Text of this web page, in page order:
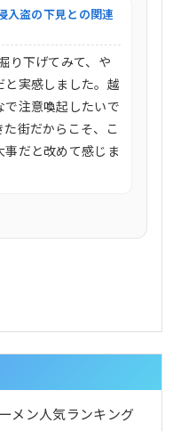
入盗の下見との関連
り下げてみて、や
と実感しました。越
注意喚起したいで
街だからこそ、こ
だと改めて感じま
メン人気ランキング